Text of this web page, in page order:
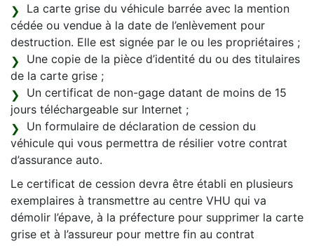
La carte grise du véhicule barrée avec la mention
cédée ou vendue à la date de l’enlèvement pour
destruction. Elle est signée par le ou les propriétaires ;
Une copie de la pièce d’identité du ou des titulaires
de la carte grise ;
Un certificat de non-gage datant de moins de 15
jours téléchargeable sur Internet ;
Un formulaire de déclaration de cession du
véhicule qui vous permettra de résilier votre contrat
d’assurance auto.
Le certificat de cession devra être établi en plusieurs
exemplaires à transmettre au centre VHU qui va
démolir l’épave, à la préfecture pour supprimer la carte
grise et à l’assureur pour mettre fin au contrat